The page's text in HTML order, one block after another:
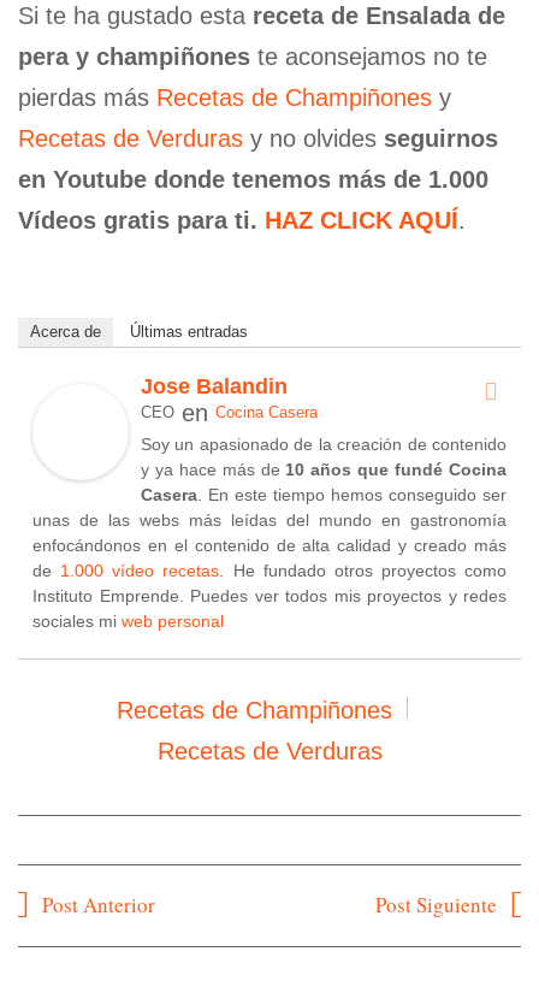
Si te ha gustado esta receta de Ensalada de
pera y champiñones te aconsejamos no te
pierdas más Recetas de Champiñones y
Recetas de Verduras y no olvides seguirnos
en Youtube donde tenemos más de 1.000
Vídeos gratis para ti. HAZ CLICK AQUÍ.
Acerca de Últimas entradas
Jose Balandin
CEO en Cocina Casera
Soy un apasionado de la creación de contenido
y ya hace más de 10 años que fundé Cocina
Casera . En este tiempo hemos conseguido ser
unas de las webs más leídas del mundo en gastronomía
enfocándonos en el contenido de alta calidad y creado más
de 1.000 vídeo recetas . He fundado otros proyectos como
Instituto Emprende. Puedes ver todos mis proyectos y redes
sociales mi web personal
Recetas de Champiñones
Recetas de Verduras
Navegación
Post Anterior Post Siguiente